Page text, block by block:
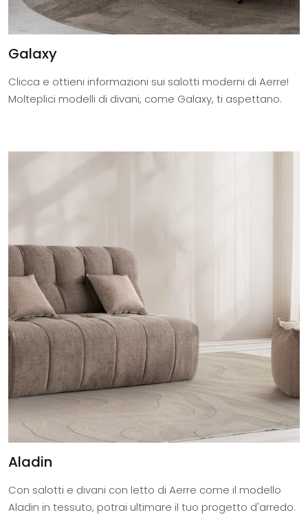
Galaxy
Clicca e ottieni informazioni sui salotti moderni di Aerre!
Molteplici modelli di divani, come Galaxy, ti aspettano.
Aladin
Con salotti e divani con letto di Aerre come il modello
Aladin in tessuto, potrai ultimare il tuo progetto d'arredo.